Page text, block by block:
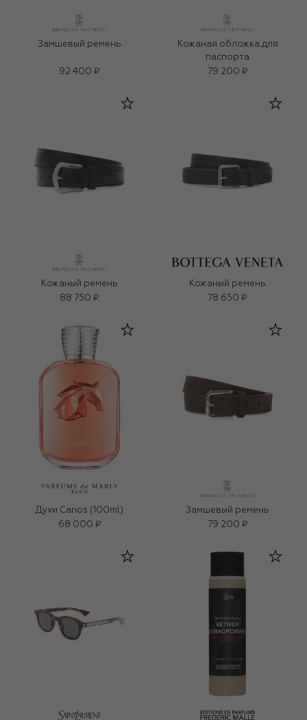
Замшевый ремень
92 400 ₽
Кожаная обложка для
паспорта
79 200 ₽
Кожаный ремень
88 750 ₽
Кожаный ремень
78 650 ₽
Духи Carios (100ml)
68 000 ₽
Замшевый ремень
79 200 ₽